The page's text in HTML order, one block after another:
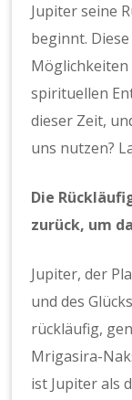
Jupiter seine
beginnt.
spirituellen
dieser Zeit,
uns nutzen?
Die
zurück, um
Jupiter, der
und des
rückläufig,
Mrigasira-
ist Jupiter als